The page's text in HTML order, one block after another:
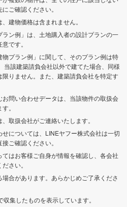
ご確認ください。
建物価格は含まれません。
ラン例」は、土地購入者の設計プランの一
です。
物プラン例」に関して、そのプラン例は特
当該建築請負会社以外で建てた場合、同様
りません。また、建築請負会社を特定す
問い合わせデータは、当該物件の取扱会
。
取扱会社がご連絡いたします。
については、LINEヤフー株式会社は一切
ご確認ください。
はお客様ご自身が情報を確認し、各会社
さい。
合があります。あらかじめご了承くださ
集したものを表示しています。